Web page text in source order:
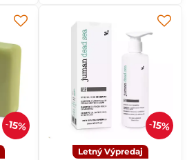
15% 15%
Letný Výpredaj